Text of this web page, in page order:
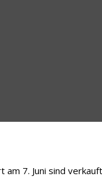
am 7. Juni sind